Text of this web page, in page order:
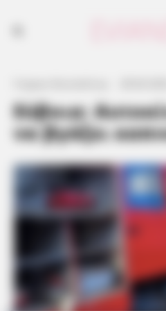
Εύβοια:
να βγάζει